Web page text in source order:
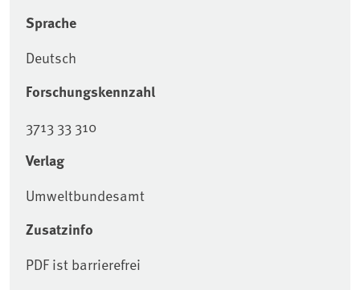
Sprache
Deutsch
Forschungskennzahl
3713 33 310
Verlag
Umweltbundesamt
Zusatzinfo
PDF ist barrierefrei